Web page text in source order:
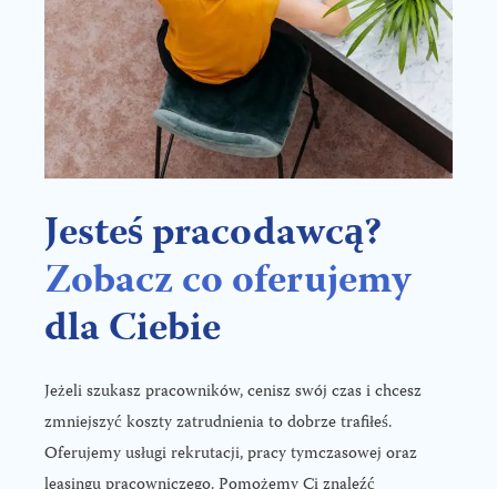
Jesteś pracodawcą?
Zobacz co oferujemy
dla Ciebie
Jeżeli szukasz pracowników, cenisz swój czas i chcesz
zmniejszyć koszty zatrudnienia to dobrze trafiłeś.
Oferujemy usługi rekrutacji, pracy tymczasowej oraz